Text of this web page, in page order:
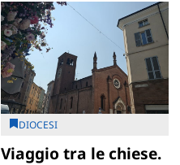
DIOCESI
Viaggio tra le chiese.